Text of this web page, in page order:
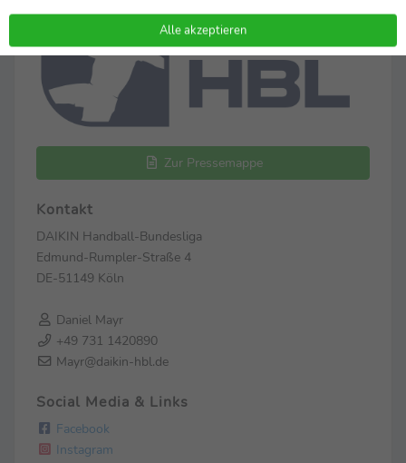
Zur Pressemappe
Kontakt
DAIKIN Handball-Bundesliga
Edmund-Rumpler-Straße 4
DE-51149 Köln
Daniel Mayr
+49 731 1420890
Mayr@daikin-hbl.de
Social Media & Links
Facebook
Instagram
Alle akzeptieren